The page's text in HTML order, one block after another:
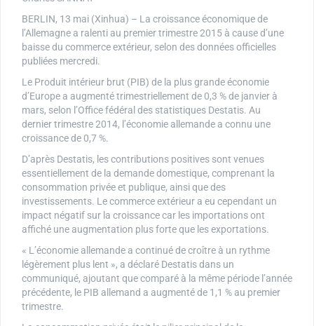
BERLIN, 13 mai (Xinhua) – La croissance économique de
l’Allemagne a ralenti au premier trimestre 2015 à cause d’une
baisse du commerce extérieur, selon des données officielles
publiées mercredi.
Le Produit intérieur brut (PIB) de la plus grande économie
d’Europe a augmenté trimestriellement de 0,3 % de janvier à
mars, selon l’Office fédéral des statistiques Destatis. Au
dernier trimestre 2014, l’économie allemande a connu une
croissance de 0,7 %.
D’après Destatis, les contributions positives sont venues
essentiellement de la demande domestique, comprenant la
consommation privée et publique, ainsi que des
investissements. Le commerce extérieur a eu cependant un
impact négatif sur la croissance car les importations ont
affiché une augmentation plus forte que les exportations.
« L’économie allemande a continué de croître à un rythme
légèrement plus lent », a déclaré Destatis dans un
communiqué, ajoutant que comparé à la même période l’année
précédente, le PIB allemand a augmenté de 1,1 % au premier
trimestre.